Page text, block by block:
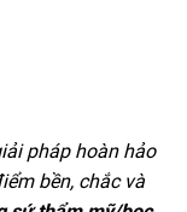
pháp hoàn hảo
bền, chắc và